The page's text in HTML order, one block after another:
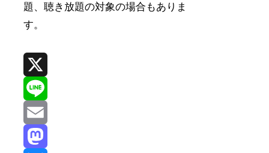
題、聴き放題の対象の場合もありま
す。
X
Line
Email